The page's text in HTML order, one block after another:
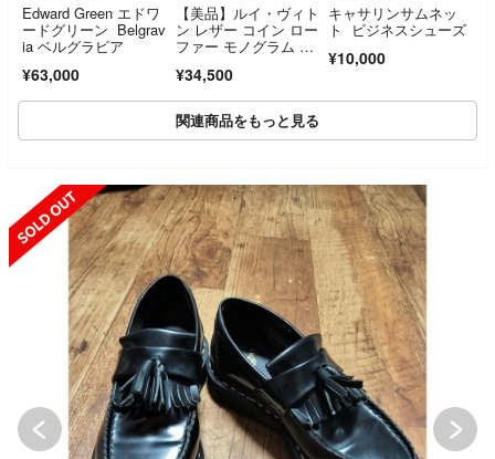
Edward Green エドワ
ードグリーン Belgrav
ia ベルグラビア
¥63,000
【美品】ルイ・ヴィト
ン レザー コイン ロー
ファー モノグラム ブ
¥34,500
キャサリンサムネッ
ト ビジネスシューズ
¥10,000
関連商品をもっと見る
SOLD OUT